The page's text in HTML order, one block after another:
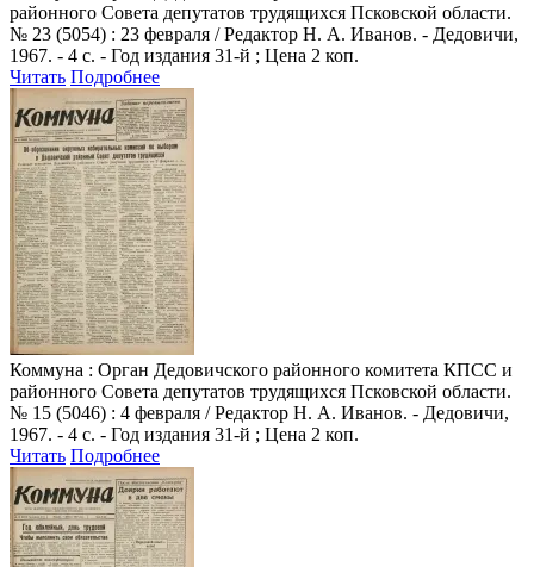
районного Совета депутатов трудящихся Псковской области.
№ 23 (5054) : 23 февраля / Редактор Н. А. Иванов. - Дедовичи,
1967. - 4 с. - Год издания 31-й ; Цена 2 коп.
Читать Подробнее
Коммуна : Орган Дедовичского районного комитета КПСС и
районного Совета депутатов трудящихся Псковской области.
№ 15 (5046) : 4 февраля / Редактор Н. А. Иванов. - Дедовичи,
1967. - 4 с. - Год издания 31-й ; Цена 2 коп.
Читать Подробнее